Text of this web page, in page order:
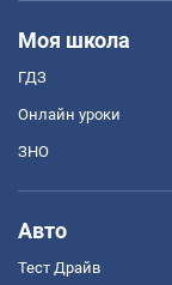
Моя школа
ГДЗ
Онлайн уроки
ЗНО
Авто
Тест Драйв